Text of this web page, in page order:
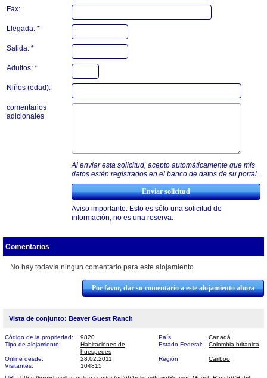
Fax:
Llegada: *
Salida: *
Adultos: *
Niños (edad):
comentarios
adicionales
Al enviar esta solicitud, acepto automáticamente que mis
datos estén registrados en el banco de datos de su portal.
Aviso importante: Esto es sólo una solicitud de
información, no es una reserva.
Comentarios
No hay todavía ningun comentario para este alojamiento.
Por favor, dar su comentario a este alojamiento ahora
Vista de conjunto: Beaver Guest Ranch
Código de la propriedad: 9820 País
Canadá
Tipo de alojamiento:
Habitaciónes de
huespedes
Estado Federal: Colombia britanica
Online desde: 28.02.2011 Región
Cariboo
Visitantes:
104815